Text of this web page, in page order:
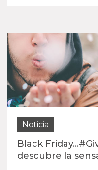
Noticia
Black
descubre la